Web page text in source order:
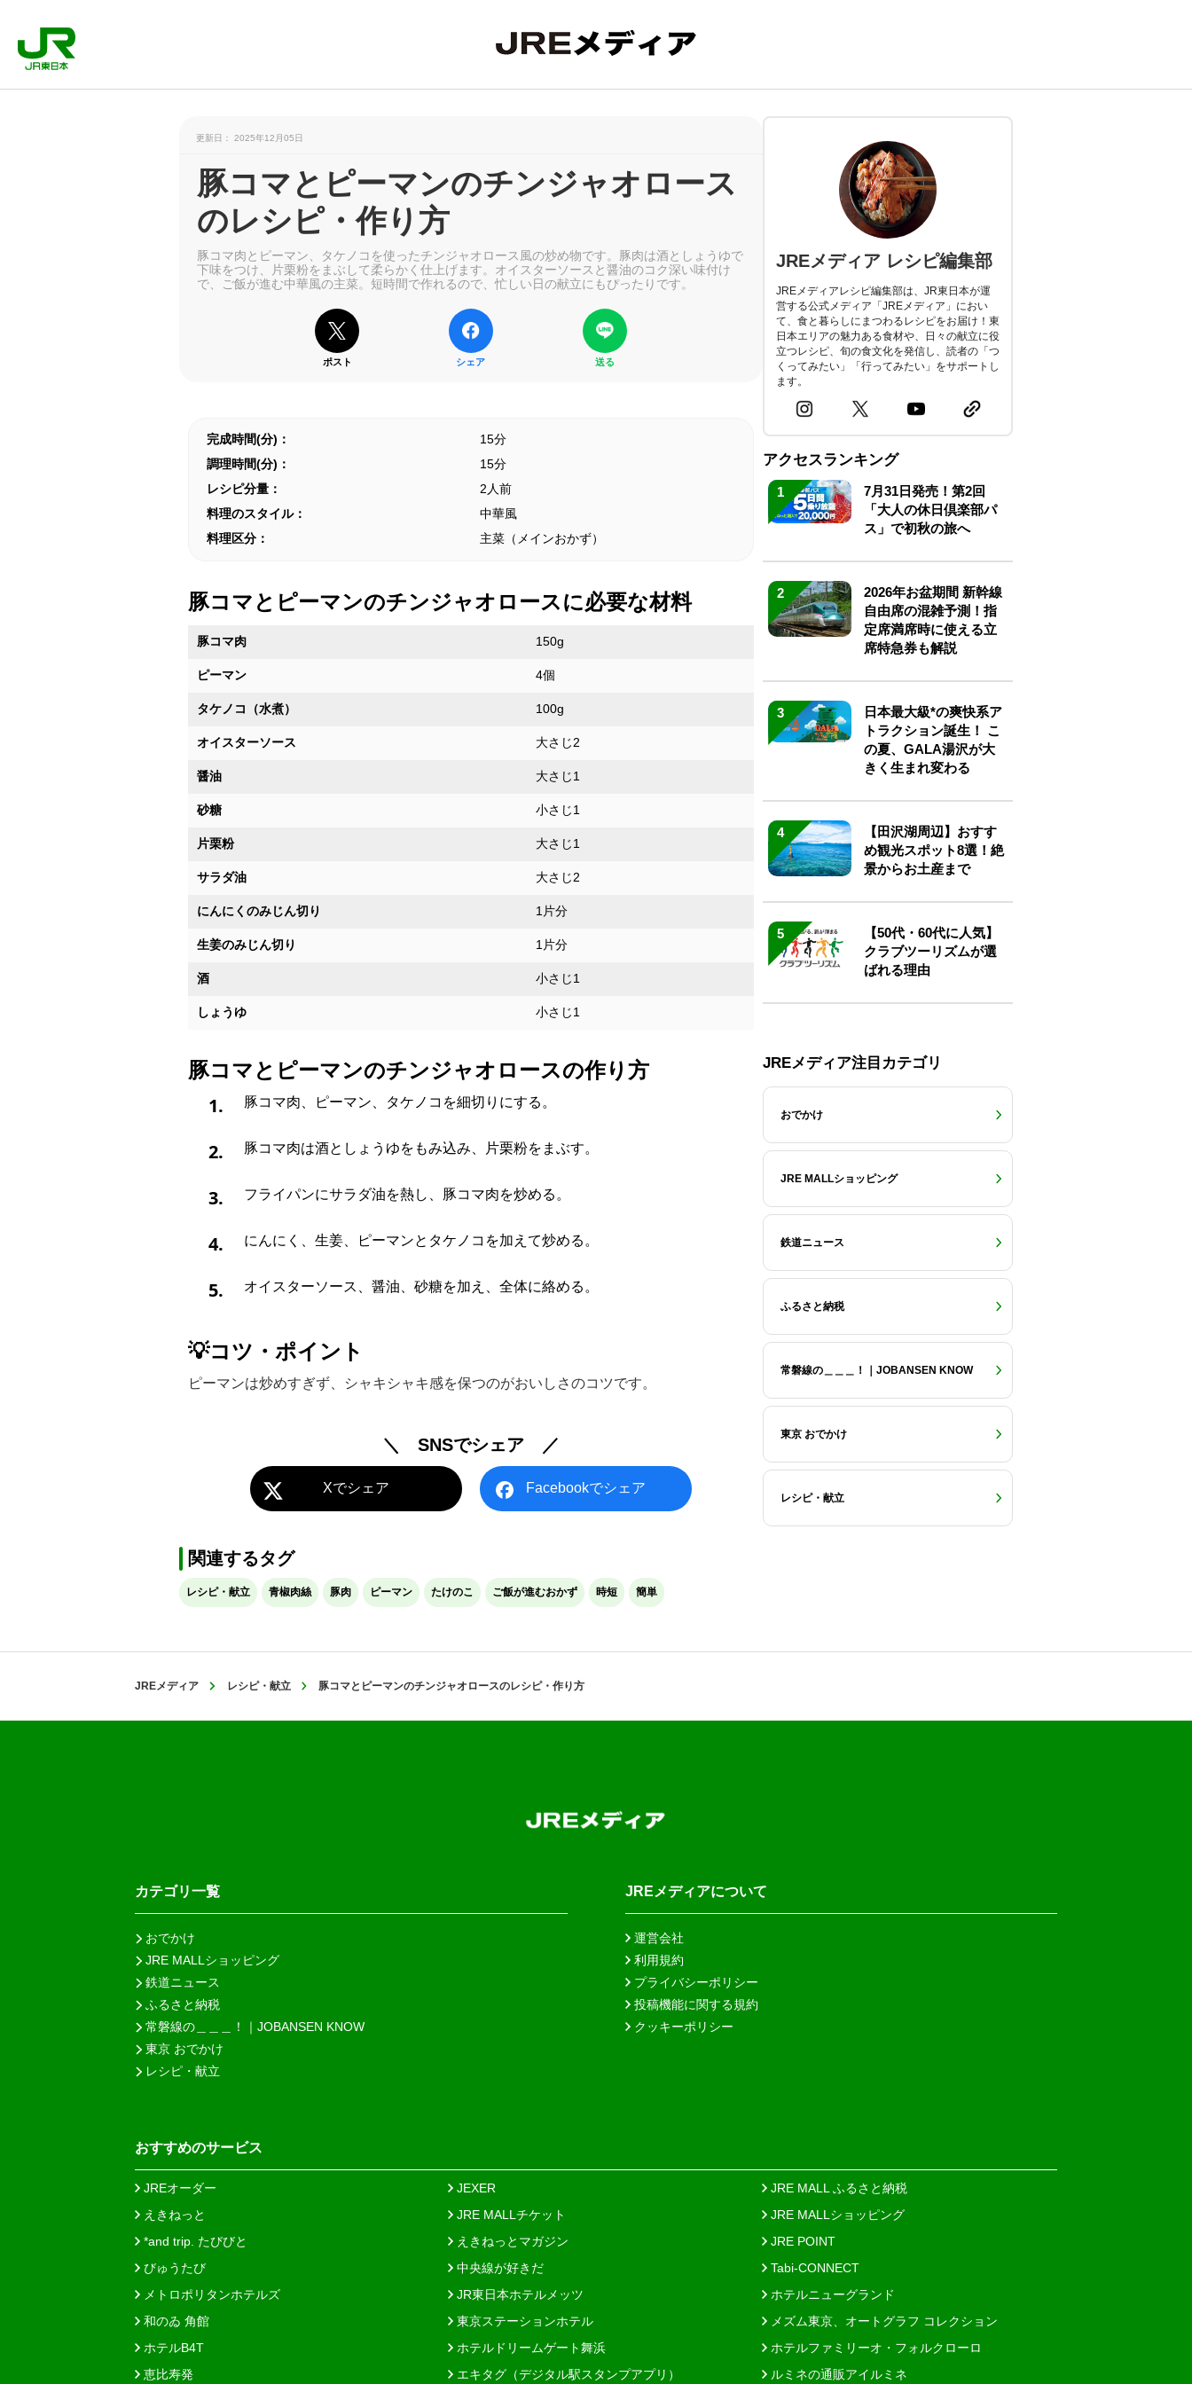
更新日： 2025年12月05日
豚コマとピーマンのチンジャオロース
のレシピ・作り方
豚コマ肉とピーマン、タケノコを使ったチンジャオロース風の炒め物です。豚肉は酒としょうゆで
下味をつけ、片栗粉をまぶして柔らかく仕上げます。オイスターソースと醤油のコク深い味付け
で、ご飯が進む中華風の主菜。短時間で作れるので、忙しい日の献立にもぴったりです。
ポスト シェア 送る
完成時間(分)：
15分
調理時間(分)：
15分
レシピ分量：
2人前
料理のスタイル：
中華風
料理区分：
主菜（メインおかず）
豚コマとピーマンのチンジャオロースに必要な材料
豚コマ肉 150g
ピーマン 4個
タケノコ（水煮） 100g
オイスターソース 大さじ2
醤油 大さじ1
砂糖 小さじ1
片栗粉 大さじ1
サラダ油 大さじ2
にんにくのみじん切り 1片分
生姜のみじん切り 1片分
酒 小さじ1
しょうゆ 小さじ1
豚コマとピーマンのチンジャオロースの作り方
1.
豚コマ肉、ピーマン、タケノコを細切りにする。
2. 豚コマ肉は酒としょうゆをもみ込み、片栗粉をまぶす。
3. フライパンにサラダ油を熱し、豚コマ肉を炒める。
4. にんにく、生姜、ピーマンとタケノコを加えて炒める。
5. オイスターソース、醤油、砂糖を加え、全体に絡める。
💡コツ・ポイント
ピーマンは炒めすぎず、シャキシャキ感を保つのがおいしさのコツです。
＼ SNSでシェア ／
Xでシェア Facebookでシェア
関連するタグ
レシピ・献立 青椒肉絲 豚肉 ピーマン たけのこ ご飯が進むおかず 時短 簡単
JREメディア レシピ編集部
JREメディアレシピ編集部は、JR東日本が運
営する公式メディア「JREメディア」におい
て、食と暮らしにまつわるレシピをお届け！東
日本エリアの魅力ある食材や、日々の献立に役
立つレシピ、旬の食文化を発信し、読者の「つ
くってみたい」「行ってみたい」をサポートし
ます。
アクセスランキング
1
7月31日発売！第2回
「大人の休日倶楽部パ
ス」で初秋の旅へ
2
2026年お盆期間 新幹線
自由席の混雑予測！指
定席満席時に使える立
席特急券も解説
3
日本最大級*の爽快系ア
トラクション誕生！ こ
の夏、GALA湯沢が大
きく生まれ変わる
4
【田沢湖周辺】おすす
め観光スポット8選！絶
景からお土産まで
5
【50代・60代に人気】
クラブツーリズムが選
ばれる理由
JREメディア注目カテゴリ
おでかけ
JRE MALLショッピング
鉄道ニュース
ふるさと納税
常磐線の＿＿＿！｜JOBANSEN KNOW
東京 おでかけ
レシピ・献立
JREメディア レシピ・献立 豚コマとピーマンのチンジャオロースのレシピ・作り方
カテゴリ一覧
おでかけ
JRE MALLショッピング
鉄道ニュース
ふるさと納税
常磐線の＿＿＿！｜JOBANSEN KNOW
東京 おでかけ
レシピ・献立
JREメディアについて
運営会社
利用規約
プライバシーポリシー
投稿機能に関する規約
クッキーポリシー
おすすめのサービス
JREオーダー JEXER
JRE MALL ふるさと納税
えきねっと
JRE MALLチケット
JRE MALLショッピング
*and trip. たびびと
えきねっとマガジン
JRE POINT
びゅうたび
中央線が好きだ
Tabi-CONNECT
メトロポリタンホテルズ
JR東日本ホテルメッツ
ホテルニューグランド
和のゐ 角館
東京ステーションホテル
メズム東京、オートグラフ コレクション
ホテルB4T
ホテルドリームゲート舞浜
ホテルファミリーオ・フォルクローロ
恵比寿発
エキタグ（デジタル駅スタンプアプリ） ルミネの通販アイルミネ